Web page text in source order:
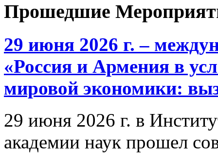
Прошедшие
29 июня 2026 г. –
«Россия и Армения в
мировой экономики:
29 июня 2026 г. в
академии наук прошел